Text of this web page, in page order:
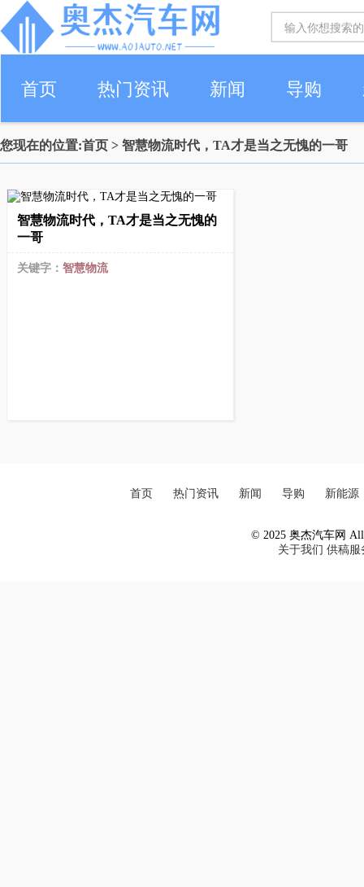
首页 热门资讯 新闻 导购
您现在的位置:首页 > 智慧物流时代，TA才是当之无愧的一哥
智慧物流时代，TA才是当之无愧的
一哥
关键字： 智慧物流
首页 热门资讯 新闻 导购 新能源
© 2025 奥杰汽车网 All
关于我们 供稿服